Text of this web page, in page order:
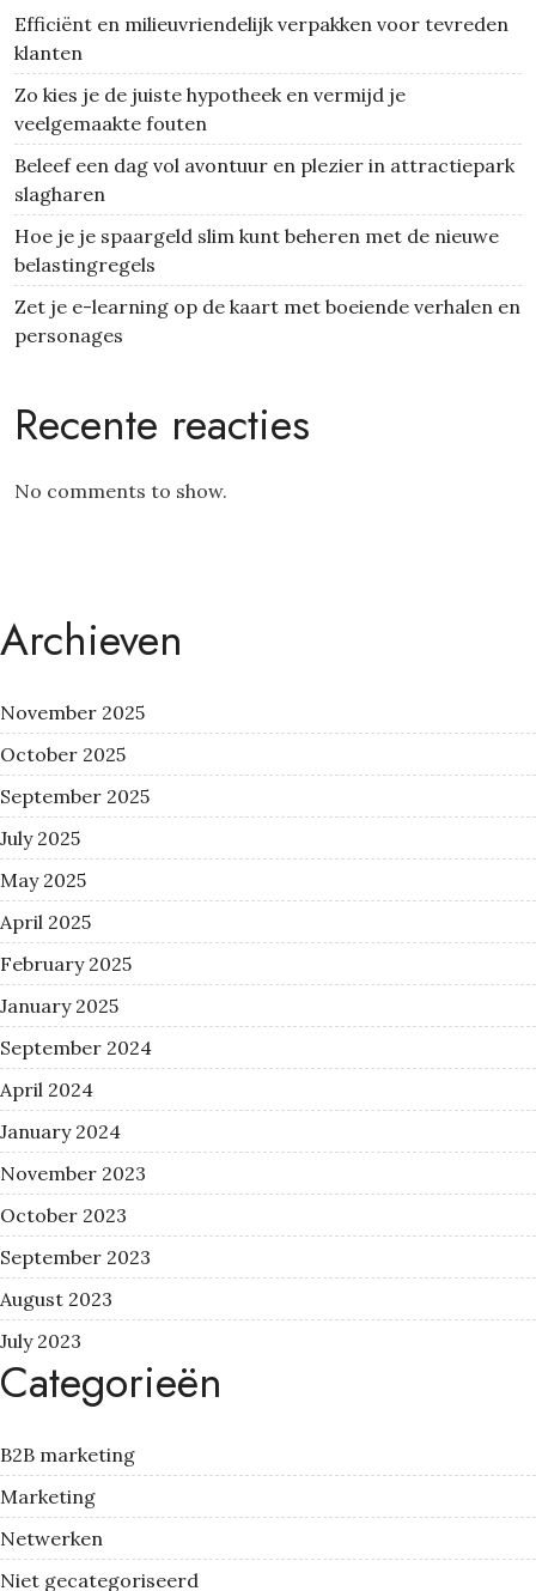
Efficiënt en milieuvriendelijk verpakken voor tevreden
klanten
Zo kies je de juiste hypotheek en vermijd je
veelgemaakte fouten
Beleef een dag vol avontuur en plezier in attractiepark
slagharen
Hoe je je spaargeld slim kunt beheren met de nieuwe
belastingregels
Zet je e-learning op de kaart met boeiende verhalen en
personages
Recente reacties
No comments to show.
Archieven
November 2025
October 2025
September 2025
July 2025
May 2025
April 2025
February 2025
January 2025
September 2024
April 2024
January 2024
November 2023
October 2023
September 2023
August 2023
July 2023
Categorieën
B2B marketing
Marketing
Netwerken
Niet gecategoriseerd